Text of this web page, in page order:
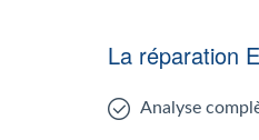
La réparation
Analyse